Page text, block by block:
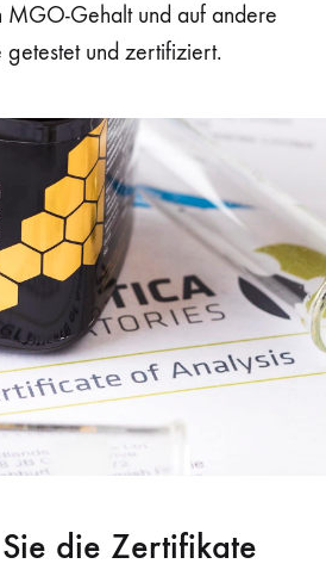
MGO-Gehalt und auf andere
getestet und zertifiziert.
die Zertifikate